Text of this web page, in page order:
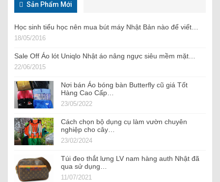
Sản Phẩm Mới
Học sinh tiểu học nên mua bút máy Nhật Bản nào để viết…
18/05/2016
Sale Off Áo lót Uniqlo Nhật áo nâng ngực siêu mềm mặt…
22/06/2015
Nơi bán Áo bóng bàn Butterfly cũ giá Tốt
Hàng Cao Cấp…
23/05/2022
Cách chọn bộ dụng cụ làm vườn chuyên
nghiệp cho cây…
23/02/2024
Túi đeo thắt lưng LV nam hàng auth Nhật đã
qua sử dụng…
11/07/2021